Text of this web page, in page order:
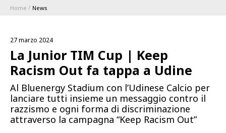
1896 MEMBERSHIP PROGRAM
STAGIONE
CLUB
Home News
27 marzo 2024
La Junior TIM Cup | Keep
Racism Out fa tappa a Udine
Al Bluenergy Stadium con l’Udinese Calcio per
lanciare tutti insieme un messaggio contro il
razzismo e ogni forma di discriminazione
attraverso la campagna “Keep Racism Out”